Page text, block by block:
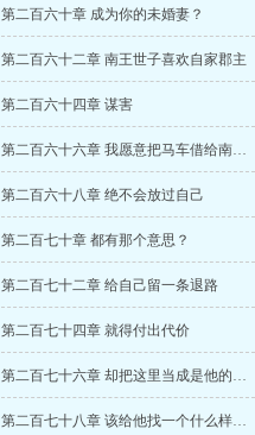
第二百六十章 成为你的未婚妻？
第二百六十二章 南王世子喜欢自家郡主
第二百六十四章 谋害
第二百六十六章 我愿意把马车借给南王世子
第二百六十八章 绝不会放过自己
第二百七十章 都有那个意思？
第二百七十二章 给自己留一条退路
第二百七十四章 就得付出代价
第二百七十六章 却把这里当成是他的地盘一
第二百七十八章 该给他找一个什么样的世子